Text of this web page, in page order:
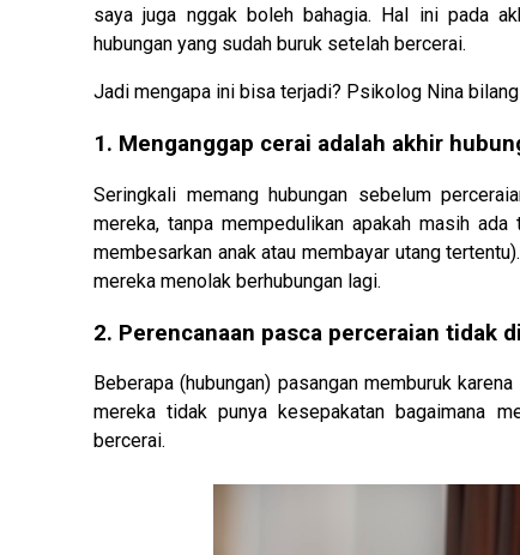
saya juga nggak boleh bahagia. Hal ini pada
hubungan yang sudah buruk setelah bercerai.
Jadi mengapa ini bisa terjadi? Psikolog Nina
1. Menganggap cerai adalah akhir
Seringkali memang hubungan sebelum
mereka, tanpa mempedulikan apakah masih
membesarkan anak atau membayar utang
mereka menolak berhubungan lagi.
2. Perencanaan pasca perceraian tidak
Beberapa (hubungan) pasangan memburuk
mereka tidak punya kesepakatan bagaimana
bercerai.